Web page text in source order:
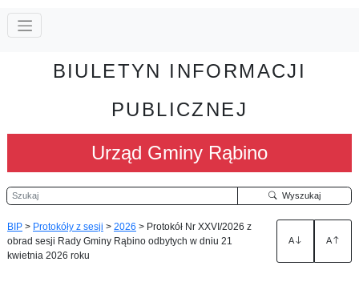
BIULETYN INFORMACJI
PUBLICZNEJ
Urząd Gminy Rąbino
Szukaj Wyszukaj
BIP > Protokóły z sesji > 2026 > Protokół Nr XXVI/2026 z
obrad sesji Rady Gminy Rąbino odbytych w dniu 21
kwietnia 2026 roku
A A